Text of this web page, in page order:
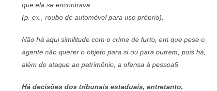
que ela se encontrava
(p. ex., roubo de automóvel para uso próprio).
Não há aqui similitude com o crime de furto, em que pese o
agente não querer o objeto para si ou para outrem, pois há,
além do ataque ao patrimônio, a ofensa à pessoa6.
Há decisões dos tribunais estaduais, entretanto,